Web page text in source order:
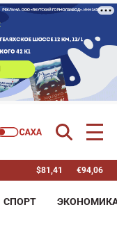
$81,41 €94,06
СПОРТ